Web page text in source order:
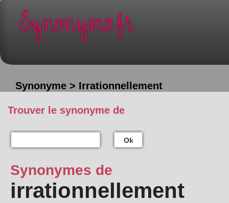
Synonyme > Irrationnellement
Trouver le synonyme de
Ok
Synonymes de
irrationnellement